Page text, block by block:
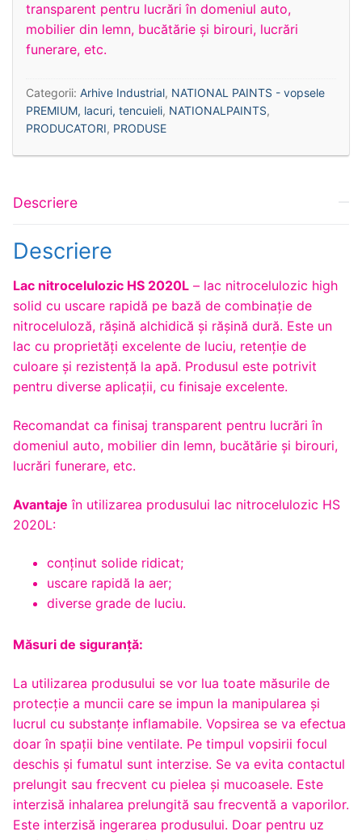
transparent pentru lucrări în domeniul auto,
mobilier din lemn, bucătărie și birouri, lucrări
funerare, etc.
Categorii: Arhive Industrial, NATIONAL PAINTS - vopsele
PREMIUM, lacuri, tencuieli, NATIONALPAINTS,
PRODUCATORI, PRODUSE
Descriere
Descriere
Lac nitrocelulozic HS 2020L – lac nitrocelulozic high
solid cu uscare rapidă pe bază de combinație de
nitroceluloză, rășină alchidică și rășină dură. Este un
lac cu proprietăți excelente de luciu, retenție de
culoare și rezistență la apă. Produsul este potrivit
pentru diverse aplicații, cu finisaje excelente.
Recomandat ca finisaj transparent pentru lucrări în
domeniul auto, mobilier din lemn, bucătărie și birouri,
lucrări funerare, etc.
Avantaje în utilizarea produsului lac nitrocelulozic HS
2020L:
conținut solide ridicat;
uscare rapidă la aer;
diverse grade de luciu.
Măsuri de siguranță:
La utilizarea produsului se vor lua toate măsurile de
protecție a muncii care se impun la manipularea și
lucrul cu substanțe inflamabile. Vopsirea se va efectua
doar în spații bine ventilate. Pe timpul vopsirii focul
deschis și fumatul sunt interzise. Se va evita contactul
prelungit sau frecvent cu pielea şi mucoasele. Este
interzisă inhalarea prelungită sau frecventă a vaporilor.
Este interzisă ingerarea produsului. Doar pentru uz